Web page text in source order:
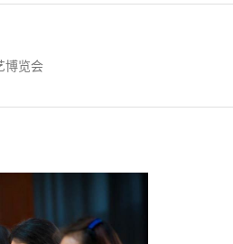
博览会